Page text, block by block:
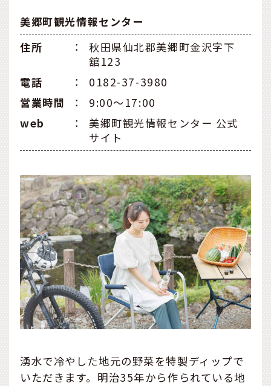
美郷町観光情報センター
住所
：
秋田県仙北郡美郷町金沢字下
舘123
電話
：
0182-37-3980
営業時間
：
9:00～17:00
web
：
美郷町観光情報センター 公式
サイト
湧水で冷やした地元の野菜を特製ディップで
いただきます。明治35年から作られている地